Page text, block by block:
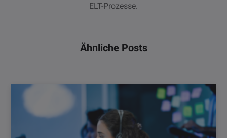
ELT-Prozesse.
Ähnliche Posts